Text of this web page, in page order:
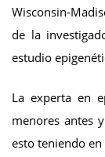
Wisconsin-
de la
estudio
La experta en
menores antes
esto teniendo